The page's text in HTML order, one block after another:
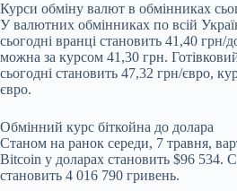
Курси обміну валют в обмінниках
У валютних обмінниках по всій
сьогодні вранці становить 41,40 грн/
можна за курсом 41,30 грн.
сьогодні становить 47,32 грн/євро,
євро.
Обмінний курс біткойна до долара
Станом на ранок середи, 7 травня,
Bitcoin у доларах становить $96 534.
становить 4 016 790 гривень.